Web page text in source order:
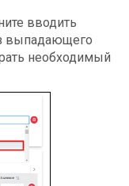
вводить
выпадающего
необходимый